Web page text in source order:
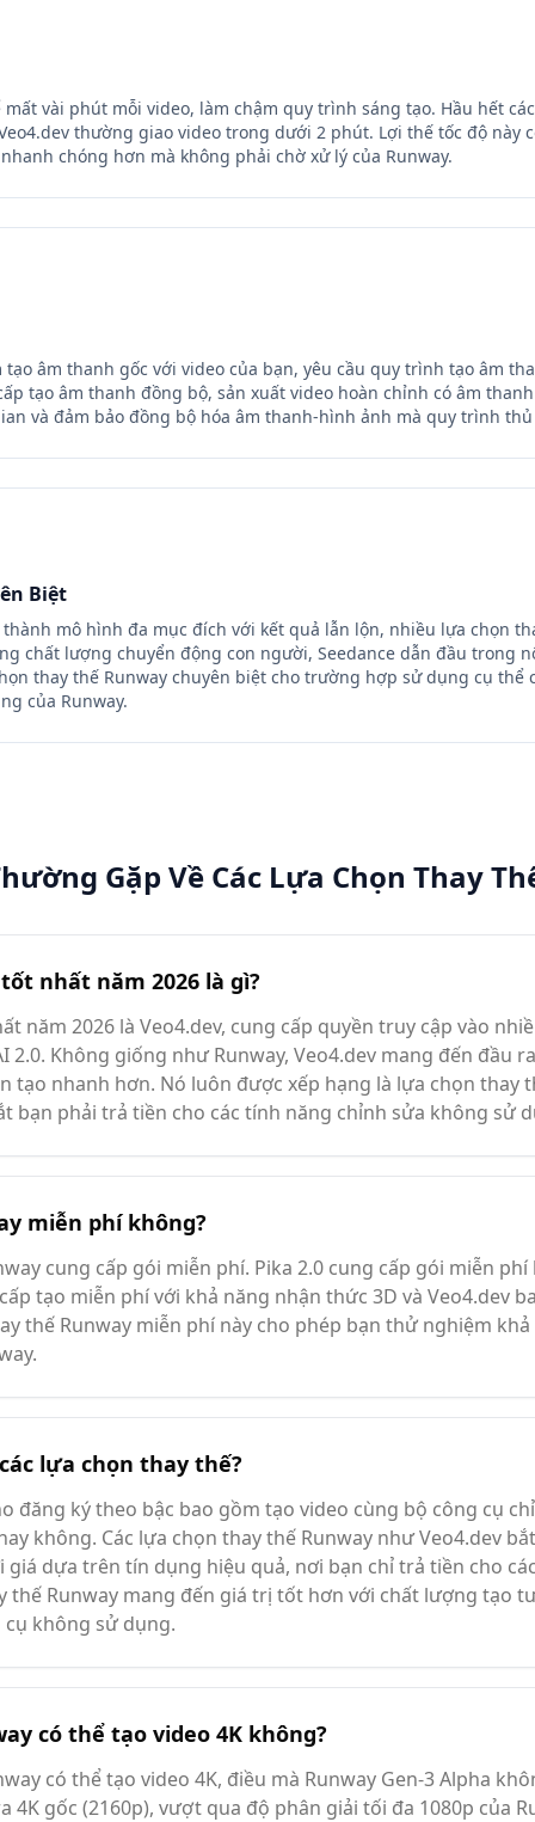
mất vài phút mỗi video, làm chậm quy trình sáng tạo. Hầu hết
thường giao video trong dưới 2 phút. Lợi thế tốc độ này
chóng hơn mà không phải chờ xử lý của Runway.
tạo âm thanh gốc với video của bạn, yêu cầu quy trình tạo âm
tạo âm thanh đồng bộ, sản xuất video hoàn chỉnh có âm
và đảm bảo đồng bộ hóa âm thanh-hình ảnh mà quy trình
Biệt
mô hình đa mục đích với kết quả lẫn lộn, nhiều lựa chọn
chất lượng chuyển động con người, Seedance dẫn đầu trong
thay thế Runway chuyên biệt cho trường hợp sử dụng cụ
của Runway.
Gặp Về Các Lựa Chọn Thay
nhất năm 2026 là gì?
năm 2026 là Veo4.dev, cung cấp quyền truy cập vào
2.0. Không giống như Runway, Veo4.dev mang đến đầu
tạo nhanh hơn. Nó luôn được xếp hạng là lựa chọn thay
bạn phải trả tiền cho các tính năng chỉnh sửa không sử
miễn phí không?
cung cấp gói miễn phí. Pika 2.0 cung cấp gói miễn
tạo miễn phí với khả năng nhận thức 3D và Veo4.dev
thế Runway miễn phí này cho phép bạn thử nghiệm
lựa chọn thay thế?
đăng ký theo bậc bao gồm tạo video cùng bộ công cụ
không. Các lựa chọn thay thế Runway như Veo4.dev
dựa trên tín dụng hiệu quả, nơi bạn chỉ trả tiền cho
thế Runway mang đến giá trị tốt hơn với chất lượng tạo
không sử dụng.
có thể tạo video 4K không?
có thể tạo video 4K, điều mà Runway Gen-3 Alpha
4K gốc (2160p), vượt qua độ phân giải tối đa 1080p của